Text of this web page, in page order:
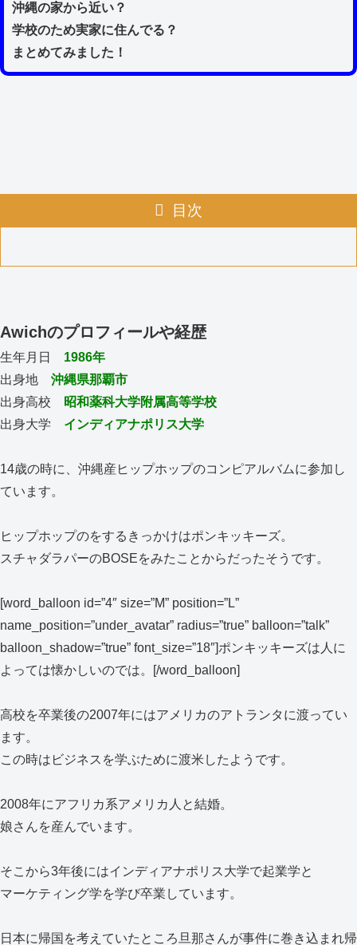
沖縄の家から近い？
学校のため実家に住んでる？
まとめてみました！
目次
Awichのプロフィールや経歴
生年月日 1986年
出身地 沖縄県那覇市
出身高校 昭和薬科大学附属高等学校
出身大学 インディアナポリス大学
14歳の時に、沖縄産ヒップホップのコンピアルバムに参加し
ています。
ヒップホップのをするきっかけはポンキッキーズ。
スチャダラパーのBOSEをみたことからだったそうです。
[word_balloon id=”4″ size=”M” position=”L”
name_position=”under_avatar” radius=”true” balloon=”talk”
balloon_shadow=”true” font_size=”18″]ポンキッキーズは人に
よっては懐かしいのでは。[/word_balloon]
高校を卒業後の2007年にはアメリカのアトランタに渡ってい
ます。
この時はビジネスを学ぶために渡米したようです。
2008年にアフリカ系アメリカ人と結婚。
娘さんを産んでいます。
そこから3年後にはインディアナポリス大学で起業学と
マーケティング学を学び卒業しています。
日本に帰国を考えていたところ旦那さんが事件に巻き込まれ帰